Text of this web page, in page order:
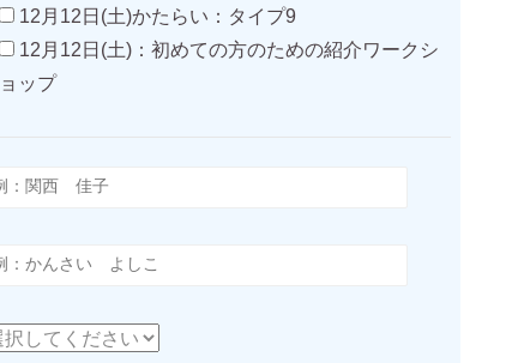
12月12日(土)かたらい：タイプ9
12月12日(土)：初めての方のための紹介ワークシ
ョップ